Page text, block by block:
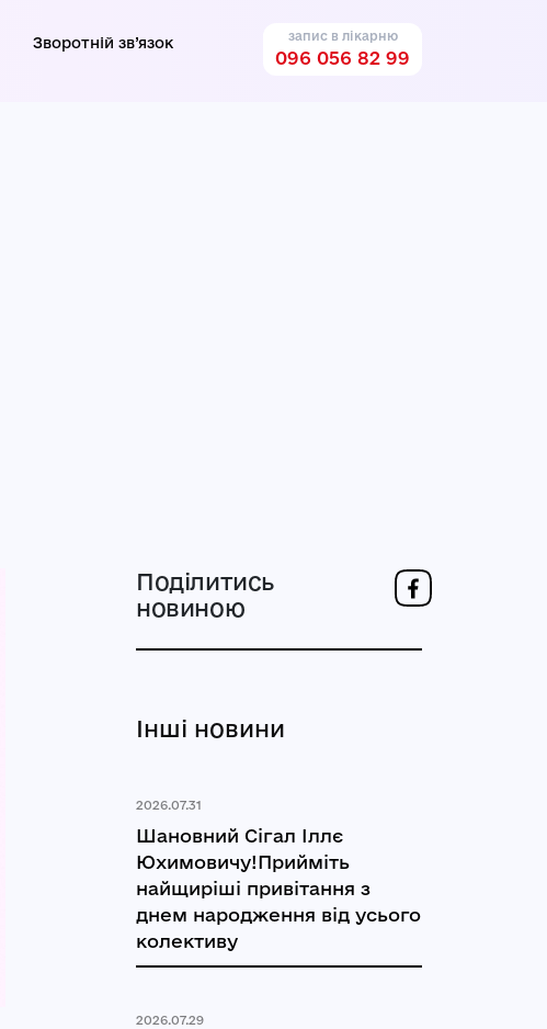
Зворотній зв’язок запис в лікарню
096 056 82 99
Поділитись
новиною
Інші новини
2026.07.31
Шановний Сігал Іллє
Юхимовичу!Прийміть
найщиріші привітання з
днем народження від усього
колективу
2026.07.29